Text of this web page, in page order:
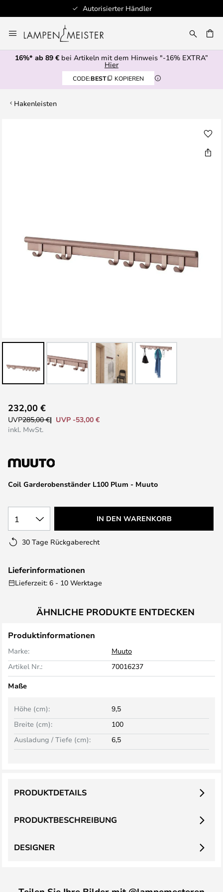
Autorisierter Händler
Inhalt
springen
16%* ab 89 € bei Artikeln mit dem Hinweis "-16% EXTRA”
Hier
CODE:BEST KOPIEREN
Hakenleisten
Anfang
der
Coil Garderobenständer L100 Plum - Muuto
232,00 €
UVP285,00 €
UVP -53,00 €
inkl. MwSt.
1 IN DEN WARENKORB
30 Tage Rückgaberecht
Lieferinformationen
Lieferzeit: 6 - 10 Werktage
ÄHNLICHE PRODUKTE ENTDECKEN
Produktinformationen
Marke:
Muuto
Artikel Nr.:
70016237
Maße
Breite (cm): 100
Höhe (cm): 9,5
Ausladung / Tiefe (cm): 6,5
PRODUKTBESCHREIBUNG
PRODUKTDETAILS
DESIGNER